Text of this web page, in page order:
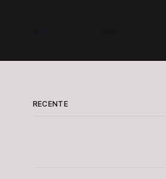
RECENTE